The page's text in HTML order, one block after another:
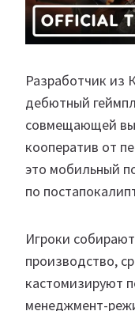
Разработчик из
дебютный
совмещающей
кооператив от
это мобильный
по
Игроки
производство,
кастомизируют
менеджмент-